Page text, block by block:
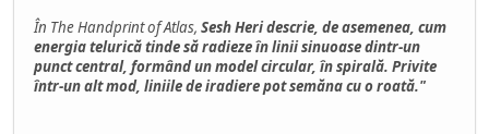
În The Handprint of Atlas, Sesh Heri descrie, de asemenea, cum
energia telurică tinde să radieze în linii sinuoase dintr-un
punct central, formând un model circular, în spirală. Privite
într-un alt mod, liniile de iradiere pot semăna cu o roată."